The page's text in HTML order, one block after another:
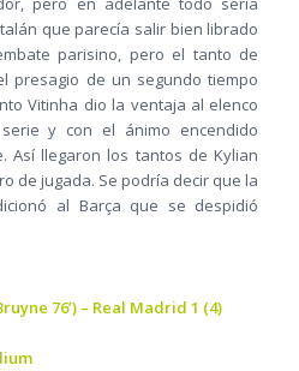
que parecía salir bien librado
parisino, pero el tanto de
presagio de un segundo tiempo
Vitinha dio la ventaja al elenco
y con el ánimo encendido
Así llegaron los tantos de Kylian
de jugada. Se podría decir que la
al Barça que se despidió
76’) – Real Madrid 1 (4)